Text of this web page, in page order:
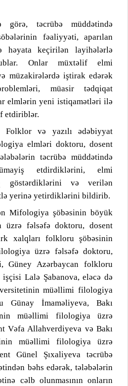
görə, təcrübə müddətində
fəaliyyəti, aparılan
həyata keçirilən layihələrlə
Onlar müxtəlif elmi
müzakirələrdə iştirak edərək
müasir tədqiqat
elmlərin yeni istiqamətləri ilə
etdiriblər.
Folklor və yazılı ədəbiyyat
elmləri doktoru, dosent
təcrübə müddətində
etdirdiklərini, elmi
göstərdiklərini və verilən
yerinə yetirdiklərini bildirib.
Mifologiya şöbəsinin böyük
fəlsəfə doktoru, dosent
xalqları folkloru şöbəsinin
üzrə fəlsəfə doktoru,
Güney Azərbaycan folkloru
Lalə Şabanova, eləcə də
müəllimi filologiya
Günay İmaməliyeva, Bakı
müəllimi filologiya üzrə
Vəfa Allahverdiyeva və Bakı
müəllimi filologiya üzrə
Günel Şıxaliyeva təcrübə
bəhs edərək, tələbələrin
cəlb olunmasının onların